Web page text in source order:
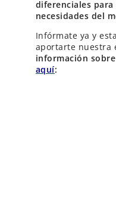
diferenciales
necesidades del
Infórmate ya y
aportarte nuestra
información
aquí: